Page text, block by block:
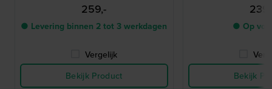
259,-
● Levering binnen 2 tot 3 werkdagen
Vergelijk
Bekijk Product
● Op
Bekijk